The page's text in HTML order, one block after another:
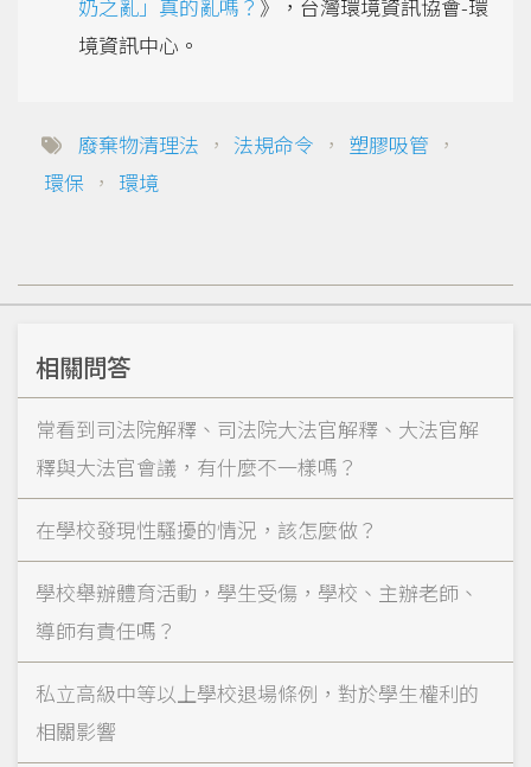
奶之亂」真的亂嗎？ 》，台灣環境資訊協會-環
境資訊中心。
廢棄物清理法 ， 法規命令 ， 塑膠吸管 ，
環保 ， 環境
相關問答
常看到司法院解釋、司法院大法官解釋、大法官解
釋與大法官會議，有什麼不一樣嗎？
在學校發現性騷擾的情況，該怎麼做？
學校舉辦體育活動，學生受傷，學校、主辦老師、
導師有責任嗎？
私立高級中等以上學校退場條例，對於學生權利的
相關影響